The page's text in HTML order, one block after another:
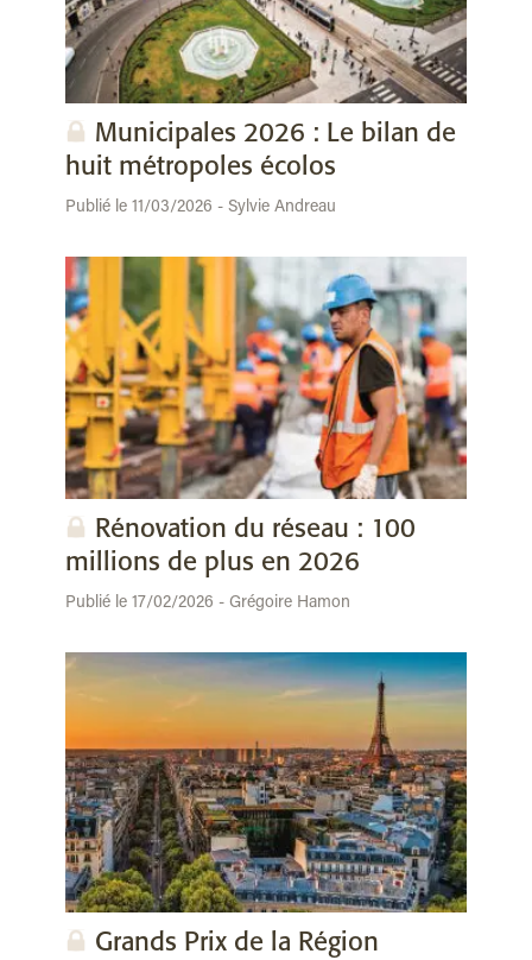
Municipales 2026 : Le bilan de
huit métropoles écolos
Publié le 11/03/2026 - Sylvie Andreau
Rénovation du réseau : 100
millions de plus en 2026
Publié le 17/02/2026 - Grégoire Hamon
Grands Prix de la Région